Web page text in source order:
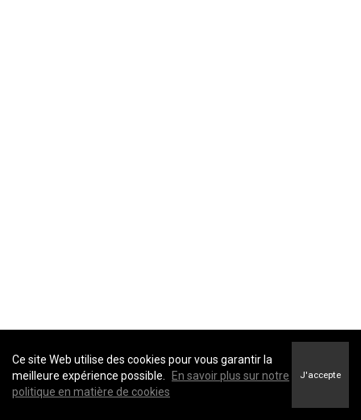
Ce site Web utilise des cookies pour vous garantir la
meilleure expérience possible.
En savoir plus sur notre
politique en matière de cookies
J'accepte